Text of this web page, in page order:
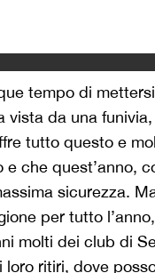
tempo di
vista da una
tutto questo e
e che quest’anno,
sicurezza.
per tutto
molti dei club di
loro ritiri, dove